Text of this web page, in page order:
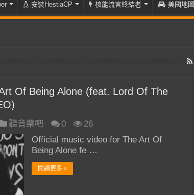
安裝HestiaCP 核能流言終結者 美國地圖
Of Being Alone (feat. Lord Of The
聽音樂吧 0
26
Official music video for The Art Of
Being Alone fe …
閱讀更多 »